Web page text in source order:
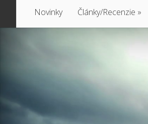
Novinky Články/Recenzie »